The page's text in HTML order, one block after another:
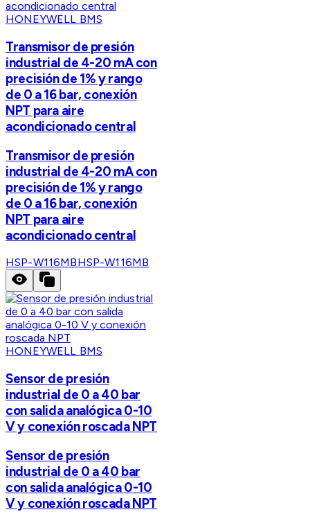
HONEYWELL BMS
Transmisor de presión
industrial de 4-20 mA con
precisión de 1% y rango
de 0 a 16 bar, conexión
NPT para aire
acondicionado central
Transmisor de presión
industrial de 4-20 mA con
precisión de 1% y rango
de 0 a 16 bar, conexión
NPT para aire
acondicionado central
HSP-W116MBHSP-W116MB
HONEYWELL BMS
Sensor de presión
industrial de 0 a 40 bar
con salida analógica 0-10
V y conexión roscada NPT
Sensor de presión
industrial de 0 a 40 bar
con salida analógica 0-10
V y conexión roscada NPT